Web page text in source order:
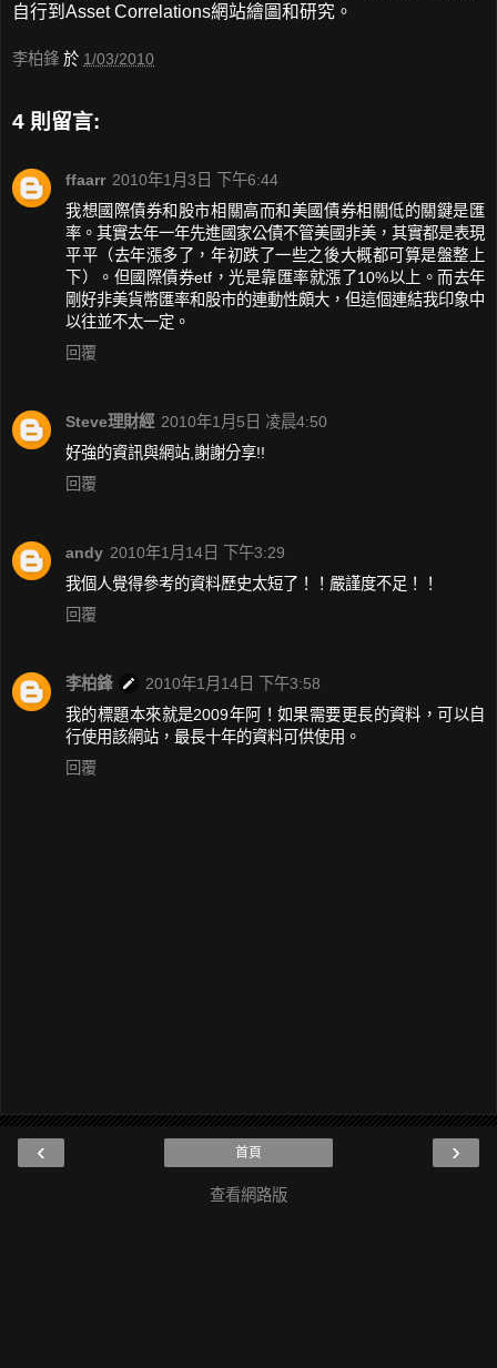
自行到Asset Correlations網站繪圖和研究。
李柏鋒 於 1/03/2010
4 則留言:
ffaarr 2010年1月3日 下午6:44
我想國際債券和股市相關高而和美國債券相關低的關鍵是匯
率。其實去年一年先進國家公債不管美國非美，其實都是表現
平平（去年漲多了，年初跌了一些之後大概都可算是盤整上
下）。但國際債券etf，光是靠匯率就漲了10%以上。而去年
剛好非美貨幣匯率和股市的連動性頗大，但這個連結我印象中
以往並不太一定。
回覆
Steve理財經 2010年1月5日 凌晨4:50
好強的資訊與網站,謝謝分享!!
回覆
andy 2010年1月14日 下午3:29
我個人覺得參考的資料歷史太短了！！嚴謹度不足！！
回覆
李柏鋒
2010年1月14日 下午3:58
我的標題本來就是2009年阿！如果需要更長的資料，可以自
行使用該網站，最長十年的資料可供使用。
回覆
‹ ›
首頁
查看網路版